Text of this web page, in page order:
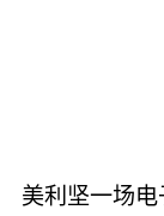
美利坚一场电